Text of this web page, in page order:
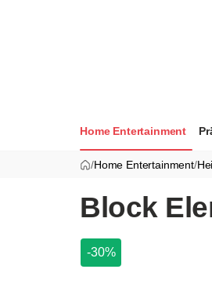
Home Entertainment
/Home Entertainment/
Block
-30%